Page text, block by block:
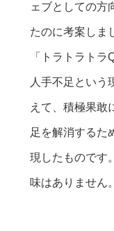
ェブとしての方
たのに考案しま
「トラトラト
人手不足という
えて、積極果敢
足を解消するた
現したものです
味はありません